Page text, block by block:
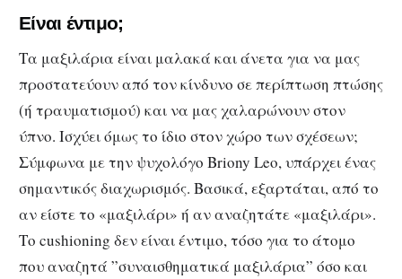
Eίναι έντιμο;
Τα μαξιλάρια είναι μαλακά και άνετα για να μας
προστατεύουν από τον κίνδυνο σε περίπτωση πτώσης
(ή τραυματισμού) και να μας χαλαρώνουν στον
ύπνο. Ισχύει όμως το ίδιο στον χώρο των σχέσεων;
Σύμφωνα με την ψυχολόγο Briony Leo, υπάρχει ένας
σημαντικός διαχωρισμός. Βασικά, εξαρτάται, από το
αν είστε το «μαξιλάρι» ή αν αναζητάτε «μαξιλάρι».
Το cushioning δεν είναι έντιμο, τόσο για το άτομο
που αναζητά ”συναισθηματικά μαξιλάρια” όσο και